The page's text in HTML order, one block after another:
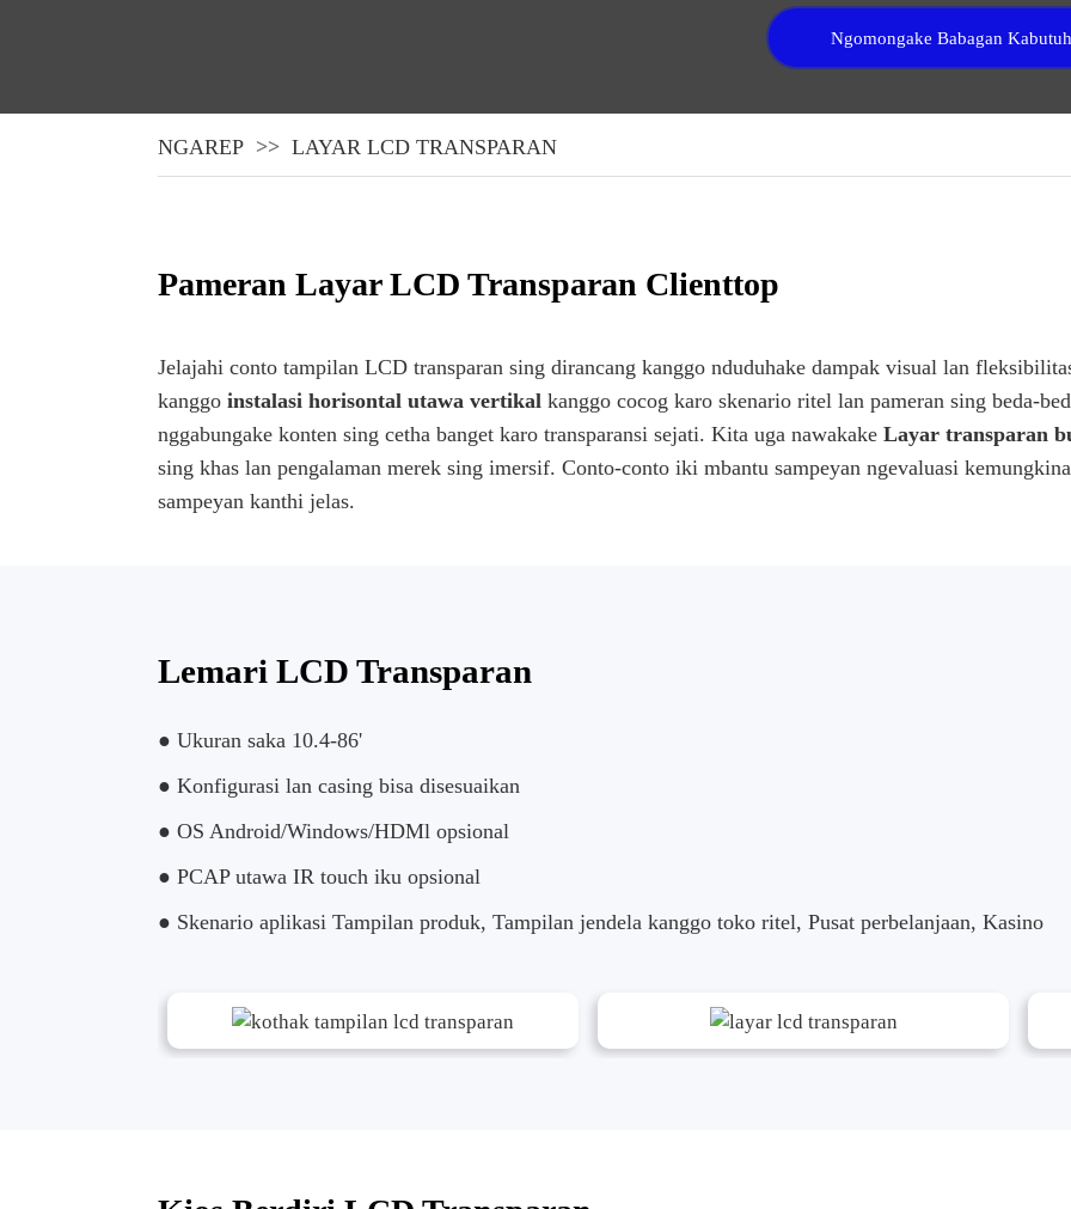
Ngomongake Babagan
NGAREP LAYAR LCD TRANSPARAN
Pameran Layar LCD Transparan Clienttop
Jelajahi conto tampilan LCD transparan sing dirancang kanggo nduduhake dampak visual lan
kanggo instalasi horisontal utawa vertikal kanggo cocog karo skenario ritel lan pameran sing beda-
nggabungake konten sing cetha banget karo transparansi sejati. Kita uga nawakake Layar transparan
sing khas lan pengalaman merek sing imersif. Conto-conto iki mbantu sampeyan ngevaluasi
sampeyan kanthi jelas.
Lemari LCD Transparan
● Ukuran saka 10.4-86'
● Konfigurasi lan casing bisa disesuaikan
● OS Android/Windows/HDMl opsional
● PCAP utawa IR touch iku opsional
● Skenario aplikasi Tampilan produk, Tampilan jendela kanggo toko ritel, Pusat perbelanjaan, Kasino